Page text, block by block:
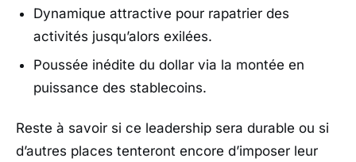
Dynamique attractive pour rapatrier des
activités jusqu’alors exilées.
Poussée inédite du dollar via la montée en
puissance des stablecoins.
Reste à savoir si ce leadership sera durable ou si
d’autres places tenteront encore d’imposer leur